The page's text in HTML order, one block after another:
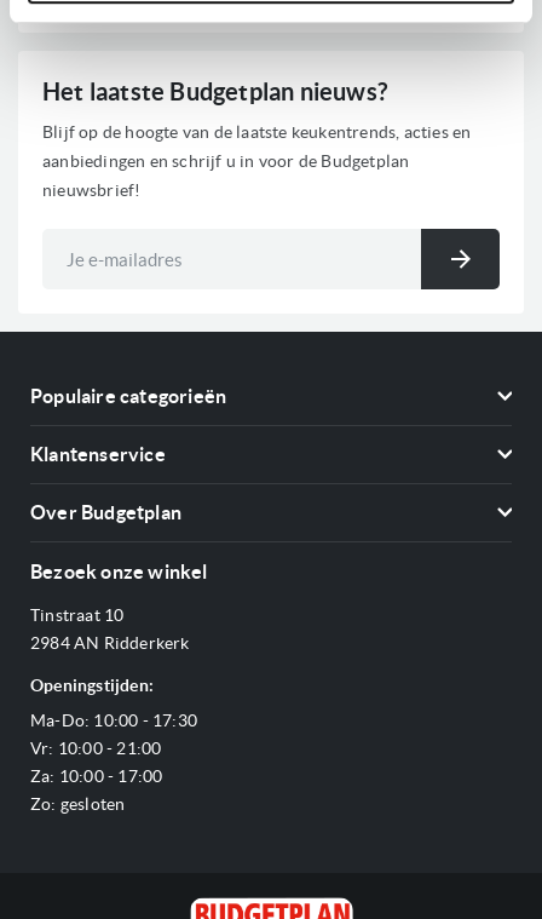
Het laatste Budgetplan nieuws?
Blijf op de hoogte van de laatste keukentrends, acties en
aanbiedingen en schrijf u in voor de Budgetplan
nieuwsbrief!
Populaire categorieën
Kookplaten
Afzuigkappen
Ovens
Stoomovens
Magnetrons
Vaatwassers
Complete keukens
Outlet
Klantenservice
Betalen
Veelgestelde vragen
Service & garantie
Sitemap
Over Budgetplan
Adres & Route
Reviews Budgetplan
Blog
Bezoek onze winkel
Tinstraat 10
2984 AN Ridderkerk
Openingstijden:
Ma-Do: 10:00 - 17:30
Vr: 10:00 - 21:00
Za: 10:00 - 17:00
Zo: gesloten